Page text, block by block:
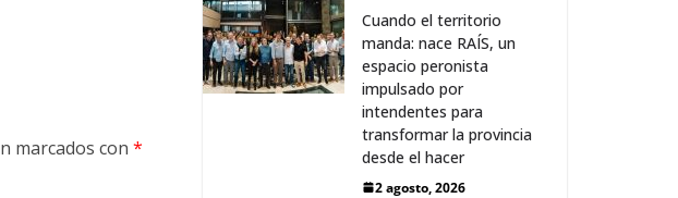
marcados con *
Cuando el territorio
manda: nace RAÍS, un
espacio peronista
impulsado por
intendentes para
transformar la provincia
desde el hacer
2 agosto, 2026